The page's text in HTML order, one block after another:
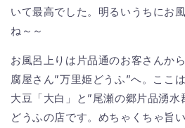
いて最高でした。明るいうちにお
ね～～
お風呂上りは片品通のお客さんか
腐屋さん”万里姫どうふ”へ。ここ
大豆「大白」と”尾瀬の郷片品湧水
どうふの店です。めちゃくちゃ旨